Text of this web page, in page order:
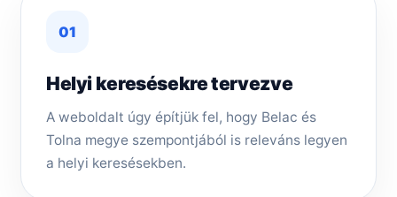
01
Helyi keresésekre tervezve
A weboldalt úgy építjük fel, hogy Belac és
Tolna megye szempontjából is releváns legyen
a helyi keresésekben.